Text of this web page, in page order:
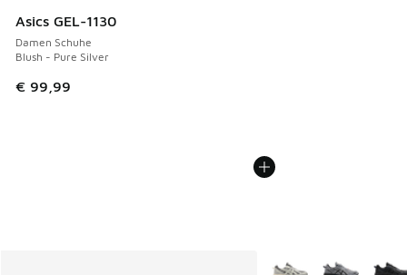
Asics GEL-1130
Damen Schuhe
Blush - Pure Silver
€ 99,99
Weitere Farben